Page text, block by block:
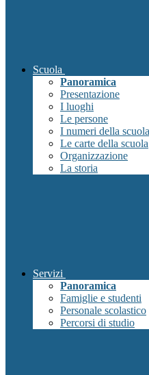
Scuola
Panoramica
Presentazione
I luoghi
Le persone
I numeri della scuola
Le carte della scuola
Organizzazione
La storia
Servizi
Panoramica
Famiglie e studenti
Personale scolastico
Percorsi di studio